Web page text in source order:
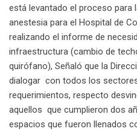
está levantado el proceso para
anestesia para el Hospital de
realizando el informe de
infraestructura (cambio de
quirófano), Señaló que la
dialogar con todos los
requerimientos, respecto
aquellos que cumplieron dos
espacios que fueron llenados